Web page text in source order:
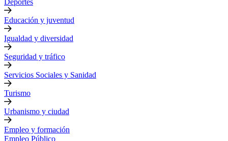
Deportes
Educación y juventud
Igualdad y diversidad
Seguridad y tráfico
Servicios Sociales y Sanidad
Turismo
Urbanismo y ciudad
Empleo y formación
Empleo Público